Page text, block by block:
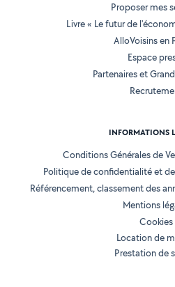
Proposer mes
Livre « Le futur de
AlloVoisins en
Espace
Partenaires et
INFORMATIONS
Conditions Générales de
Politique de confidentialité et
Référencement, classement des
Mentions
Cookies
Location de
Prestation de